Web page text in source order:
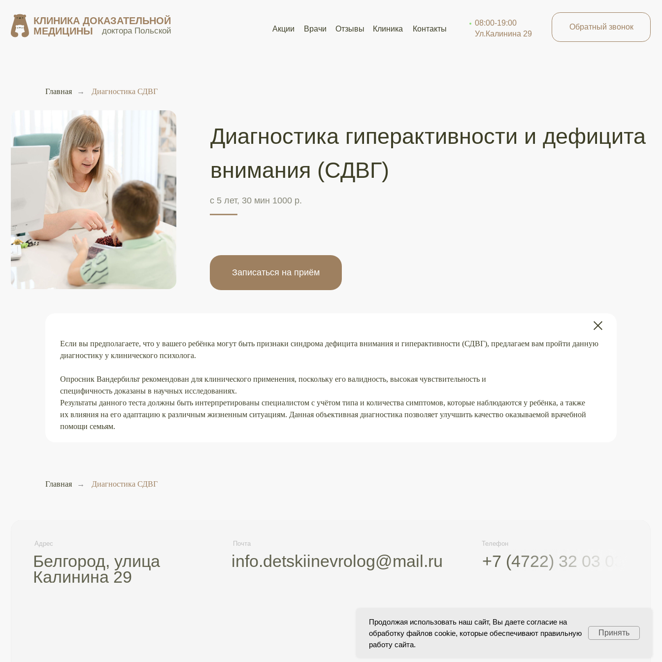
Обратный звонок
Ул.Калинина 29
Врачи Клиника
Отзывы Контакты
доктора Польской
КЛИНИКА ДОКАЗАТЕЛЬНОЙ
МЕДИЦИНЫ Обратный звонок
Ул.Калинина 29
Врачи Клиника
Отзывы Контакты
доктора Польской
КЛИНИКА ДОКАЗАТЕЛЬНОЙ
МЕДИЦИНЫ
Главная → Диагностика СДВГ
внимания (СДВГ)
с 5 лет, 30 мин 1000 р.
Если вы предполагаете, что у вашего ребёнка могут быть признаки синдрома дефицита внимания и гиперактивности (СДВГ), предлагаем вам пройти данную
диагностику у клинического психолога.
Опросник Вандербильт рекомендован для клинического применения, поскольку его валидность, высокая чувствительность и
специфичность доказаны в научных исследованиях.
Результаты данного теста должны быть интерпретированы специалистом с учётом типа и количества симптомов, которые наблюдаются у ребёнка, а также
их влияния на его адаптацию к различным жизненным ситуациям. Данная объективная диагностика позволяет улучшить качество оказываемой врачебной
помощи семьям.
Главная → Диагностика СДВГ
Адрес
Прейскурант
Продолжая использовать наш сайт, Вы даете согласие на
обработку файлов cookie, которые обеспечивают правильную
работу сайта.
Принять